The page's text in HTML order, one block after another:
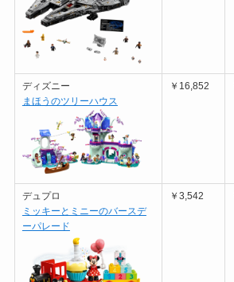
ディズニー
まほうのツリーハウス
￥16,852
デュプロ
ミッキーとミニーのバースデ
ーパレード
￥3,542